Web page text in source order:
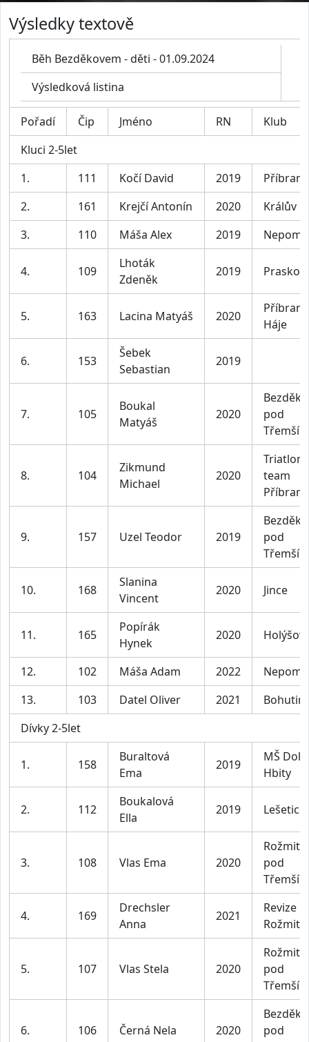
Výsledky textově
Běh Bezděkovem - děti - 01.09.2024
Výsledková listina
Pořadí Čip Jméno RN
Klub
Kluci 2-5let
1.
111 Kočí David 2019
Příbram
2.
161 Krejčí Antonín 2020
Králův
3.
110 Máša Alex 2019
4. 109
Lhoták
Zdeněk
2019
5. 163 Lacina Matyáš 2020
Příbram
Háje
6. 153
Šebek
Sebastian
2019
7. 105
Boukal
Matyáš
2020
pod
8. 104
Zikmund
Michael
2020
Triatlon
team
Příbram
9. 157 Uzel Teodor 2019
pod
10. 168
Slanina
Vincent
2020 Jince
11. 165
Popírák
Hynek
2020 Holýšov
12. 102 Máša Adam 2022
13.
103 Datel Oliver 2021
Bohutin
Dívky 2-5let
1. 158
Buraltová
Ema
2019
MŠ
Hbity
2. 112
Boukalová
Ella
2019 Lešetice
3. 108 Vlas Ema 2020
Rožmitál
pod
4. 169
Drechsler
Anna
2021
Revize
5. 107 Vlas Stela 2020
Rožmitál
pod
6. 106 Černá Nela 2020
pod